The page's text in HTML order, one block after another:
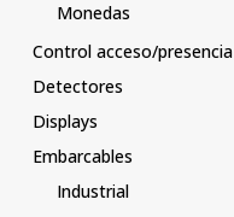
Monedas
Control acceso/presencia
Detectores
Displays
Embarcables
Industrial